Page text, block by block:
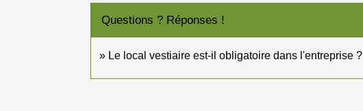
Questions ? Réponses !
Le local vestiaire est-il obligatoire dans l'entreprise ?